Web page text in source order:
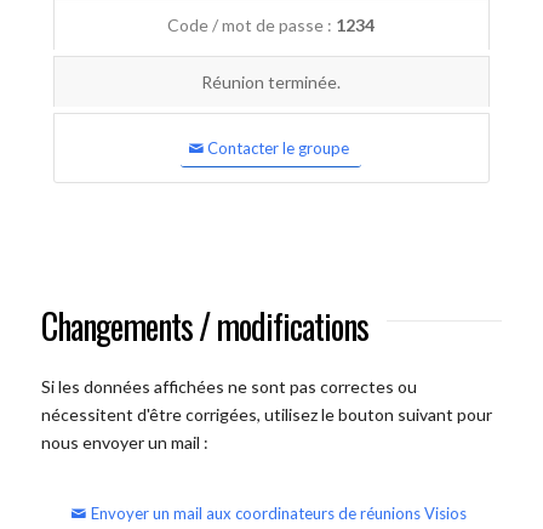
Code / mot de passe : 1234
Réunion terminée.
Contacter le groupe
Changements / modifications
Si les données affichées ne sont pas correctes ou
nécessitent d'être corrigées, utilisez le bouton suivant pour
nous envoyer un mail :
Envoyer un mail aux coordinateurs de réunions Visios